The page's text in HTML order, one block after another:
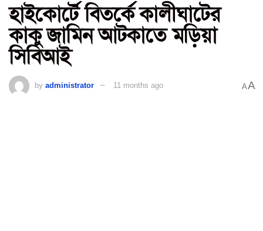
হাইকোর্টে বিতর্কে কালীঘাটের
কাকু জামিন আটকাতে মড়িয়া
সিবিআই
by administrator 11 months ago AA